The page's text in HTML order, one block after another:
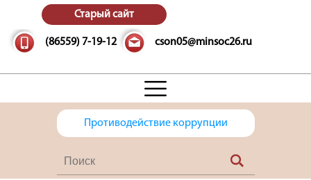
Старый сайт
(86559) 7-19-12 cson05@minsoc26.ru
Противодействие коррупции